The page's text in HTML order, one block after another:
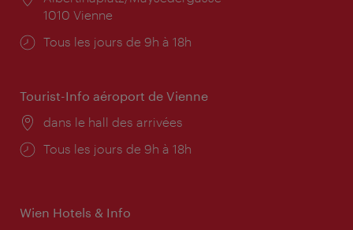
1010 Vienne
Horaires
Tous les jours de 9h à 18h
Tourist-Info aéroport de Vienne
Lieu:
dans le hall des arrivées
Horaires
Tous les jours de 9h à 18h
Wien Hotels & Info